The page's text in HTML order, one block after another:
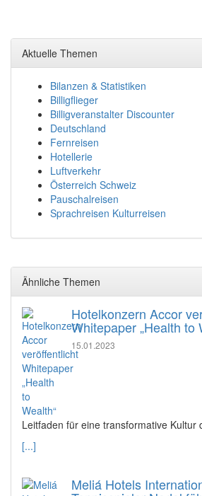
Aktuelle Themen
Bilanzen & Statistiken
Billigflieger
Billigveranstalter Discounter
Deutschland
Fernreisen
Hotellerie
Luftverkehr
Österreich Schweiz
Pauschalreisen
Sprachreisen Kulturreisen
Ähnliche Themen
Hotelkonzern Accor
Whitepaper „Health to
15.01.2023
Leitfaden für eine transformative Kultur
[...]
Meliá Hotels